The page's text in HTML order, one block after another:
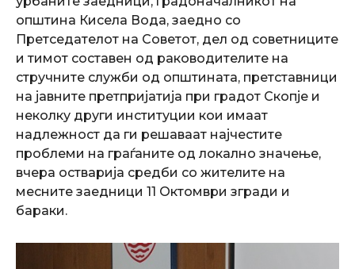
општина Кисела Вода, заедно со
Претседателот на Советот, дел од советниците
и тимот составен од раководителите на
стручните служби од општината, претставници
на јавните претпријатија при градот Скопје и
неколку други институции кои имаат
надлежност да ги решаваат најчестите
проблеми на граѓаните од локално значење,
вчера остварија средби со жителите на
месните заедници 11 Октомври згради и
бараки.